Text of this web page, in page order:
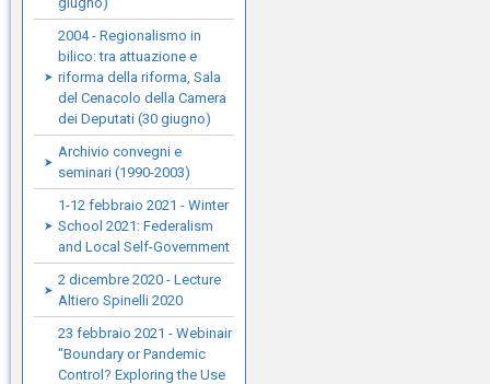
2004 - Regionalismo in
bilico: tra attuazione e
riforma della riforma, Sala
del Cenacolo della Camera
dei Deputati (30 giugno)
Archivio convegni e
seminari (1990-2003)
1-12 febbraio 2021 - Winter
School 2021: Federalism
and Local Self-Government
2 dicembre 2020 - Lecture
Altiero Spinelli 2020
23 febbraio 2021 - Webinair
"Boundary or Pandemic
Control? Exploring the Use